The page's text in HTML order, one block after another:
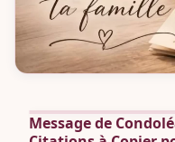
Message de